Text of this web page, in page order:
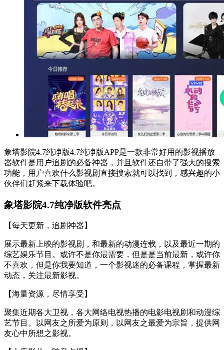
象塔影院4.7纯净版4.7纯净版APP是一款非常好用的影视播放
器软件是用户追剧的必备神器，并且软件还自带了强大的搜索
功能，用户喜欢什么影视剧直接搜索就可以找到，感兴趣的小
伙伴们赶紧来下载体验吧。
象塔影院4.7纯净版软件亮点
【每天更新，追剧神器】
展示最新上映的影视剧，和最新的动漫连载，以及最近一期的
综艺娱乐节目。或许不是你最需要，但是是当前最新，或许你
不喜欢，但是你我要知道，一个影视迷的必备课程，掌握最新
动态，关注最新影视。
【海量资源，尽情享受】
聚集近期各大卫视，各大网络电视热播的电影电视剧和动漫综
艺节目。以网友之所爱为原则，以网友之最爱为宗旨，提供网
友心中所想之影视。